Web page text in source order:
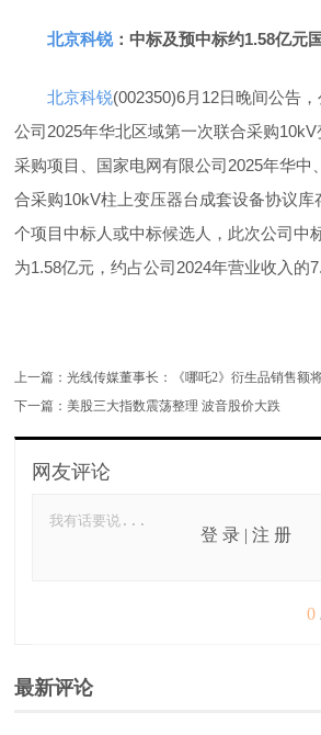
北京科锐：中标及预中标约1.58亿元
北京科锐(002350)6月12日晚间公告
公司2025年华北区域第一次联合采购
采购项目、国家电网有限公司2025年华中
合采购10kV柱上变压器台成套设备协议库
个项目中标人或中标候选人，此次公司中
为1.58亿元，约占公司2024年营业收入的
上一篇：光线传媒董事长：《哪吒2》衍生品销售额
下一篇：美股三大指数震荡整理 波音股价大跌
网友评论
登 录| 注 册
0
最新评论